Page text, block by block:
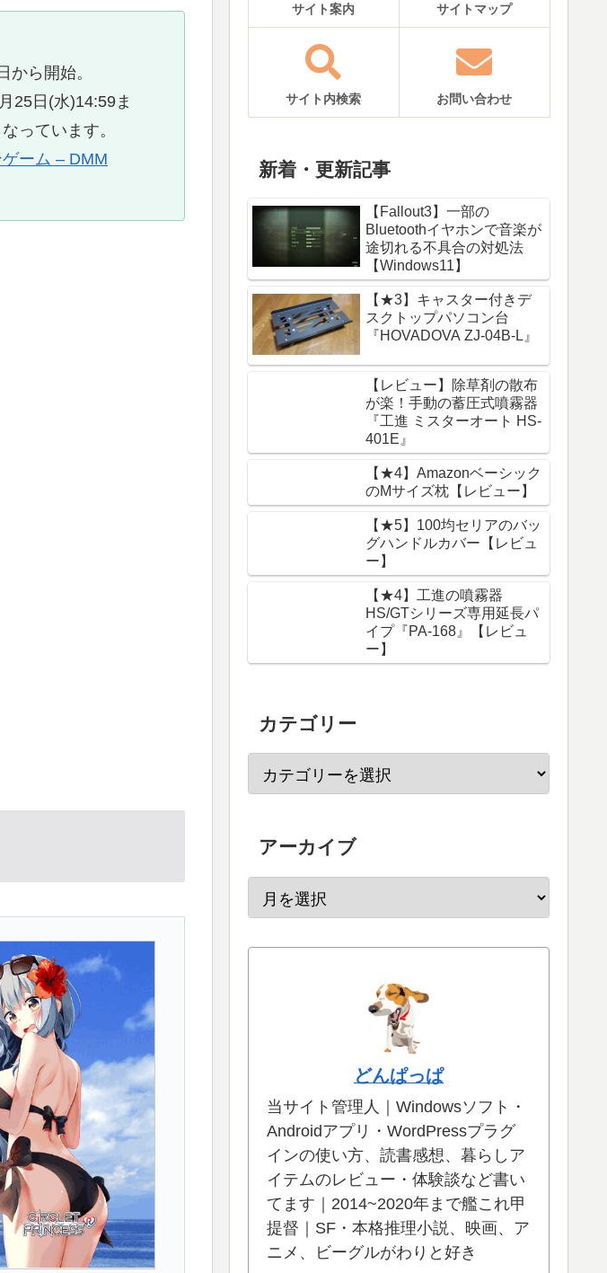
ら開始。
25日(水)14:59ま
っています。
ーム – DMM
サイト案内 サイトマップ
サイト内検索 お問い合わせ
新着・更新記事
【Fallout3】一部の
Bluetoothイヤホンで音楽が
途切れる不具合の対処法
【Windows11】
【★3】キャスター付きデ
スクトップパソコン台
『HOVADOVA ZJ-04B-L』
【レビュー】除草剤の散布
が楽！手動の蓄圧式噴霧器
『工進 ミスターオート HS-
401E』
【★4】Amazonベーシック
のMサイズ枕【レビュー】
【★5】100均セリアのバッ
グハンドルカバー【レビュ
ー】
【★4】工進の噴霧器
HS/GTシリーズ専用延長パ
イプ『PA-168』【レビュ
ー】
カテゴリー
アーカイブ
どんぱっぱ
当サイト管理人｜Windowsソフト・
Androidアプリ・WordPressプラグ
インの使い方、読書感想、暮らしア
イテムのレビュー・体験談など書い
てます｜2014~2020年まで艦これ甲
提督｜SF・本格推理小説、映画、ア
ニメ、ビーグルがわりと好き